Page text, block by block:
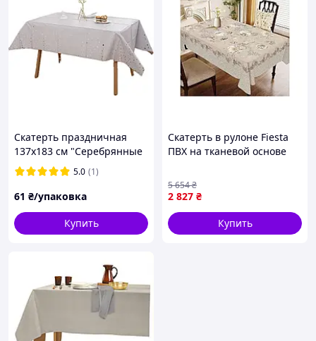
Скатерть праздничная
137х183 см "Серебрянные
звёзды на белом"
5.0 (1)
61 ₴/упаковка
Купить
Скатерть в рулоне Fiesta
ПВХ на тканевой основе
1.80м длина 10шт
2 827 ₴
5 654₴
Купить